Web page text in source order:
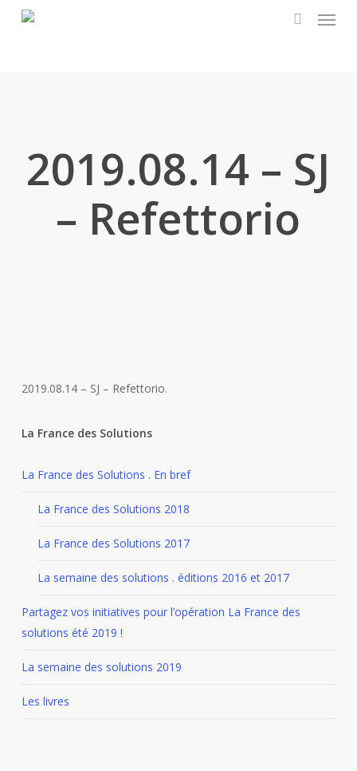
Menu
2019.08.14 – SJ
– Refettorio
2019.08.14 – SJ – Refettorio.
La France des Solutions
La France des Solutions . En bref
La France des Solutions 2018
La France des Solutions 2017
La semaine des solutions . éditions 2016 et 2017
Partagez vos initiatives pour l’opération La France des
solutions été 2019 !
La semaine des solutions 2019
Les livres